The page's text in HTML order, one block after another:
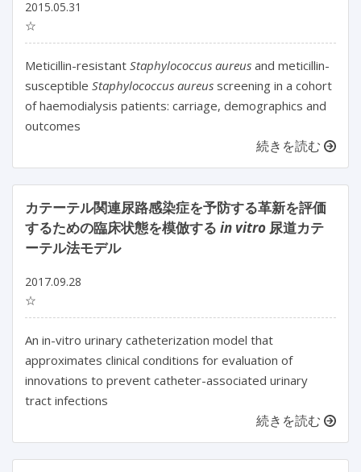
2015.05.31
☆
Meticillin-resistant Staphylococcus aureus and meticillin-
susceptible Staphylococcus aureus screening in a cohort
of haemodialysis patients: carriage, demographics and
outcomes
続きを読む
カテーテル関連尿路感染症を予防する革新を評価
するための臨床状態を模倣する in vitro 尿道カテ
ーテル法モデル
2017.09.28
☆
An in-vitro urinary catheterization model that
approximates clinical conditions for evaluation of
innovations to prevent catheter-associated urinary
tract infections
続きを読む